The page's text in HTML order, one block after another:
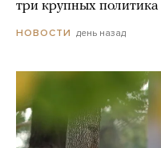
три крупных политика
НОВОСТИ день назад